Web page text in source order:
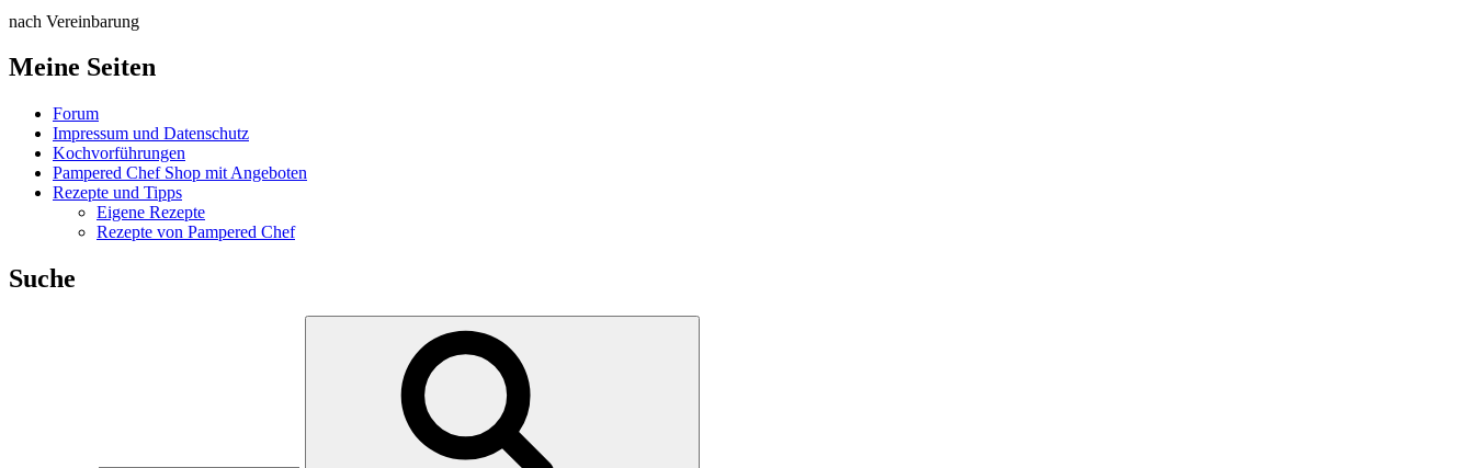
nach Vereinbarung
Meine Seiten
Forum
Impressum und Datenschutz
Kochvorführungen
Pampered Chef Shop mit Angeboten
Rezepte und Tipps
Eigene Rezepte
Rezepte von Pampered Chef
Suche